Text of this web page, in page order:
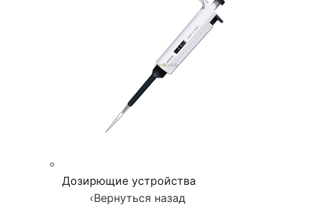
Дозирющие устройства
‹Вернуться назад